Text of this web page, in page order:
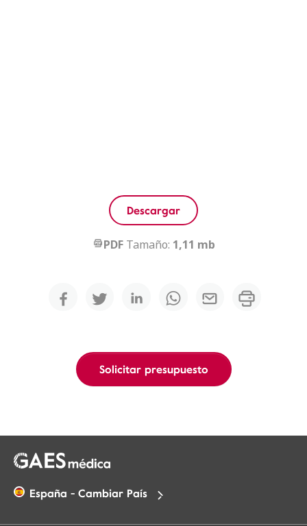
Descargar
PDF Tamaño: 1,11 mb
Solicitar presupuesto
España - Cambiar País